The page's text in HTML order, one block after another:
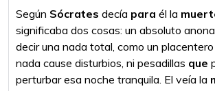
Según Sócrates decía para él la
significaba dos cosas: un absoluto
decir una nada total, como un
nada cause disturbios, ni pesadillas que
perturbar esa noche tranquila. El veía la